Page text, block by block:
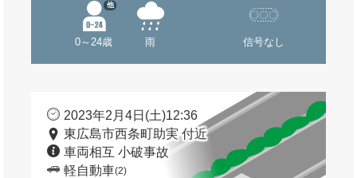
0～24歳
他
雨 信号なし
2023年2月4日(土)12:36
東広島市西条町助実 付近
車両相互 小破事故
軽自動車(2)